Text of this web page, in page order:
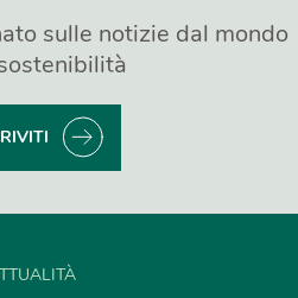
sulle notizie dal mondo